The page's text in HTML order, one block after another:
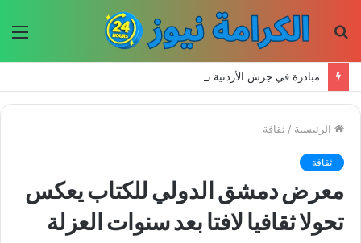
الرئيسية / ثقافة
ثقافة
معرض دمشق الدولي للكتاب يعكس
تحولا ثقافيا لافتا بعد سنوات العزلة